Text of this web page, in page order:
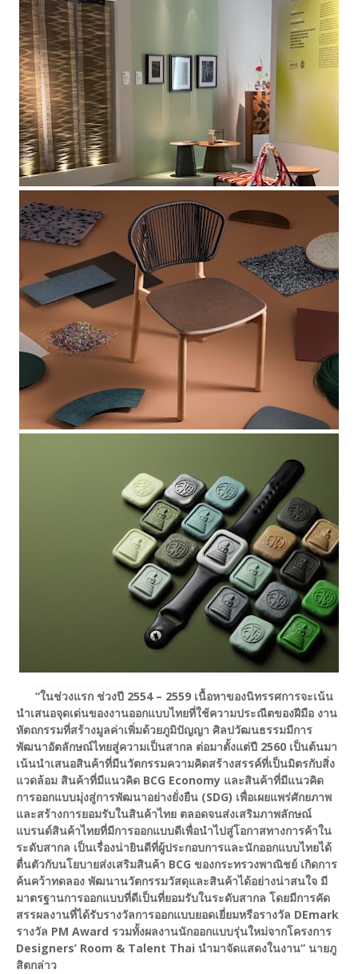
“ในช่วงแรก ช่วงปี 2554 – 2559 เนื้อหาของนิทรรศการจะเน้น
นำเสนอจุดเด่นของงานออกแบบไทยที่ใช้ความประณีตของฝีมือ งาน
หัตถกรรมที่สร้างมูลค่าเพิ่มด้วยภูมิปัญญา ศิลปวัฒนธรรมมีการ
พัฒนาอัตลักษณ์ไทยสู่ความเป็นสากล ต่อมาตั้งแต่ปี 2560 เป็นต้นมา
เน้นนำเสนอสินค้าที่มีนวัตกรรมความคิดสร้างสรรค์ที่เป็นมิตรกับสิ่ง
แวดล้อม สินค้าที่มีแนวคิด BCG Economy และสินค้าที่มีแนวคิด
การออกแบบมุ่งสู่การพัฒนาอย่างยั่งยืน (SDG) เพื่อเผยแพร่ศักยภาพ
และสร้างการยอมรับในสินค้าไทย ตลอดจนส่งเสริมภาพลักษณ์
แบรนด์สินค้าไทยที่มีการออกแบบดีเพื่อนำไปสู่โอกาสทางการค้าใน
ระดับสากล เป็นเรื่องน่ายินดีที่ผู้ประกอบการและนักออกแบบไทยได้
ตื่นตัวกับนโยบายส่งเสริมสินค้า BCG ของกระทรวงพาณิชย์ เกิดการ
ค้นคว้าทดลอง พัฒนานวัตกรรมวัสดุและสินค้าได้อย่างน่าสนใจ มี
มาตรฐานการออกแบบที่ดีเป็นที่ยอมรับในระดับสากล โดยมีการคัด
สรรผลงานที่ได้รับรางวัลการออกแบบยอดเยี่ยมหรือรางวัล DEmark
รางวัล PM Award รวมทั้งผลงานนักออกแบบรุ่นใหม่จากโครงการ
Designers’ Room & Talent Thai นำมาจัดแสดงในงาน” นายภู
สิตกล่าว